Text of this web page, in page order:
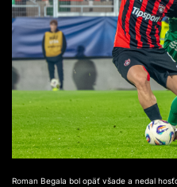
Roman Begala bol opäť všade a nedal